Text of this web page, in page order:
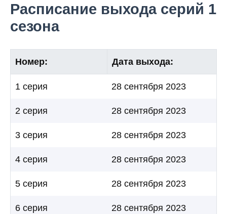
Расписание выхода серий 1
сезона
Номер: Дата выхода:
1 серия 28 сентября 2023
2 серия 28 сентября 2023
3 серия 28 сентября 2023
4 серия 28 сентября 2023
5 серия 28 сентября 2023
6 серия 28 сентября 2023